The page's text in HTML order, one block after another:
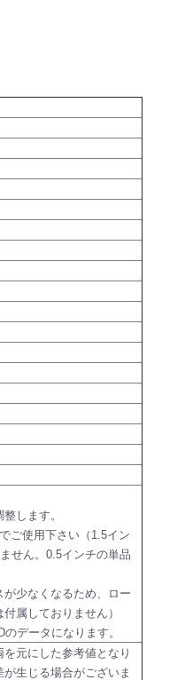
します。
ご使用下さい（1.5イン
せん。0.5インチの単品
少なくなるため、ロー
属しておりません）
データになります。
元にした参考値となり
生じる場合がございま